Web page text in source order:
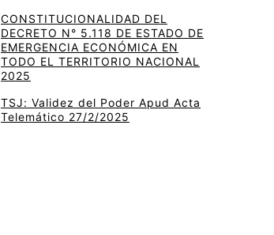
CONSTITUCIONALIDAD DEL
DECRETO N° 5.118 DE ESTADO DE
EMERGENCIA ECONÓMICA EN
TODO EL TERRITORIO NACIONAL
2025
TSJ: Validez del Poder Apud Acta
Telemático 27/2/2025